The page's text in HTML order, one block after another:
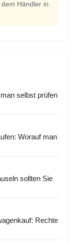
Händler in
selbst prüfen
Worauf man
sollten Sie
Rechte